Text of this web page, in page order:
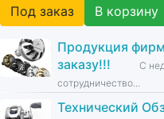
Под заказ В корзину
Продукция
заказу!!!
С
сотрудничество...
Технический